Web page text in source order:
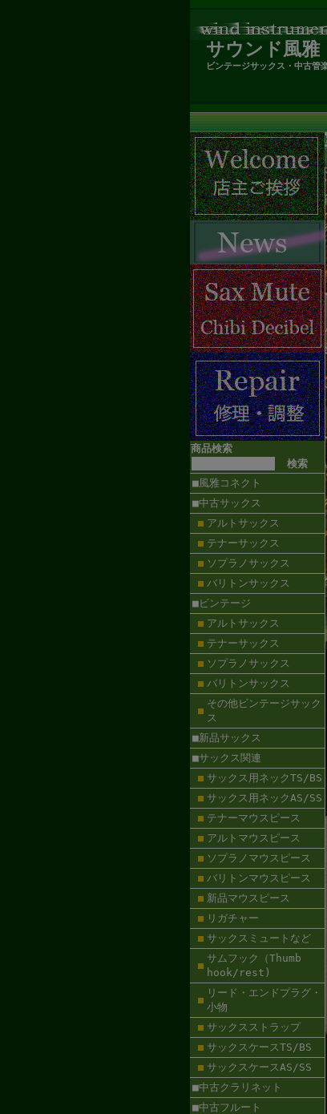
サウンド風雅
ビンテージサックス・中古管
商品検索
■風雅コネクト
■中古サックス
アルトサックス
テナーサックス
ソプラノサックス
バリトンサックス
■ビンテージ
アルトサックス
テナーサックス
ソプラノサックス
バリトンサックス
その他ビンテージサック
ス
■新品サックス
■サックス関連
サックス用ネックTS/BS
サックス用ネックAS/SS
テナーマウスピース
アルトマウスピース
ソプラノマウスピース
バリトンマウスピース
新品マウスピース
リガチャー
サックスミュートなど
サムフック（Thumb
hook/rest)
リード・エンドプラグ・
小物
サックスストラップ
サックスケースTS/BS
サックスケースAS/SS
■中古クラリネット
■中古フルート